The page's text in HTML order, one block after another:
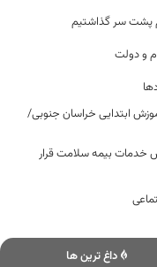
پشت سر گذاشتیم
و دولت
ابتدایی خراسان جنوبی/
خدمات بیمه سلامت قرار
داغ ترین ها